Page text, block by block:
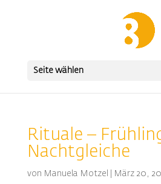
Seite wählen
Rituale –
Nachtgleiche
von Manuela Motzel März 20,